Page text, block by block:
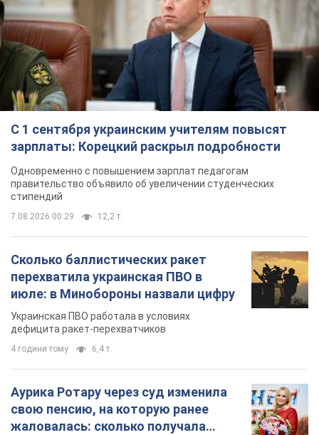
С 1 сентября украинским учителям повысят
зарплаты: Корецкий раскрыл подробности
Одновременно с повышением зарплат педагогам
правительство объявило об увеличении студенческих
стипендий
7.08.2026 00:29 12,2 т.
Сколько баллистических ракет
перехватила украинская ПВО в
июле: в Минобороны назвали цифру
Украинская ПВО работала в условиях
дефицита ракет-перехватчиков
4 години тому 6,4 т.
Аурика Ротару через суд изменила
свою пенсию, на которую ранее
жаловалась: сколько получала